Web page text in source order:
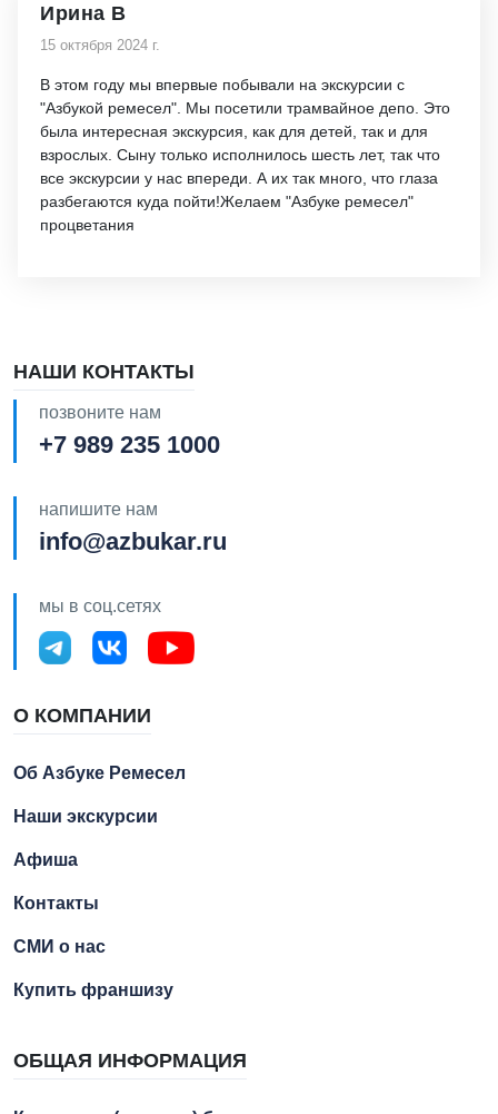
Ирина В
15 октября 2024 г.
В этом году мы впервые побывали на экскурсии с
"Азбукой ремесел". Мы посетили трамвайное депо. Это
была интересная экскурсия, как для детей, так и для
взрослых. Сыну только исполнилось шесть лет, так что
все экскурсии у нас впереди. А их так много, что глаза
разбегаются куда пойти!Желаем "Азбуке ремесел"
процветания
НАШИ КОНТАКТЫ
позвоните нам
+7 989 235 1000
напишите нам
info@azbukar.ru
мы в соц.сетях
О КОМПАНИИ
Об Азбуке Ремесел
Наши экскурсии
Афиша
Контакты
СМИ о нас
Купить франшизу
ОБЩАЯ ИНФОРМАЦИЯ